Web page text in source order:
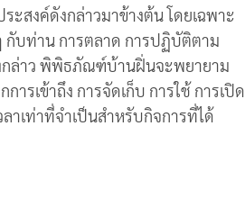
สงค์ดังกล่าวมาข้างต้น โดยเฉพาะ
กับท่าน การตลาด การปฏิบัติตาม
กล่าว พิพิธภัณฑ์บ้านฝิ่นจะพยายาม
รเข้าถึง การจัดเก็บ การใช้ การเปิด
าเท่าที่จำเป็นสำหรับกิจการที่ได้